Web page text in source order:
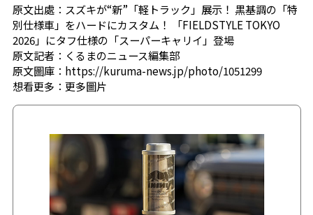
原文出處：スズキが“新”「軽トラック」展示！ 黒基調の「特
別仕様車」をハードにカスタム！ 「FIELDSTYLE TOKYO
2026」にタフ仕様の「スーパーキャリイ」登場
原文記者：くるまのニュース編集部
原文圖庫：https://kuruma-news.jp/photo/1051299
想看更多： 更多圖片